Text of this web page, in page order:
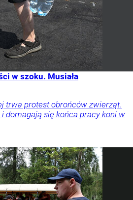
w szoku. Musiała
trwa protest obrońców zwierząt.
domagają się końca pracy koni w